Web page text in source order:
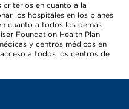
criterios en cuanto a la
los hospitales en los planes
cuanto a todos los demás
Foundation Health Plan
y centros médicos en
a todos los centros de